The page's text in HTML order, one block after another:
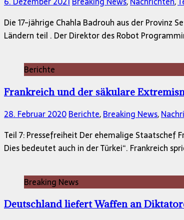
Die 17-jährige Chahla Badrouh aus der Provinz
Ländern teil . Der Direktor des Robot
Berichte
Frankreich und der säkulare
28. Februar 2020Berichte,Breaking News,
Teil 7: Pressefreiheit Der ehemalige Staatschef
Dies bedeutet auch in der Türkei“. Frankreich
Breaking News
Deutschland liefert Waffen an